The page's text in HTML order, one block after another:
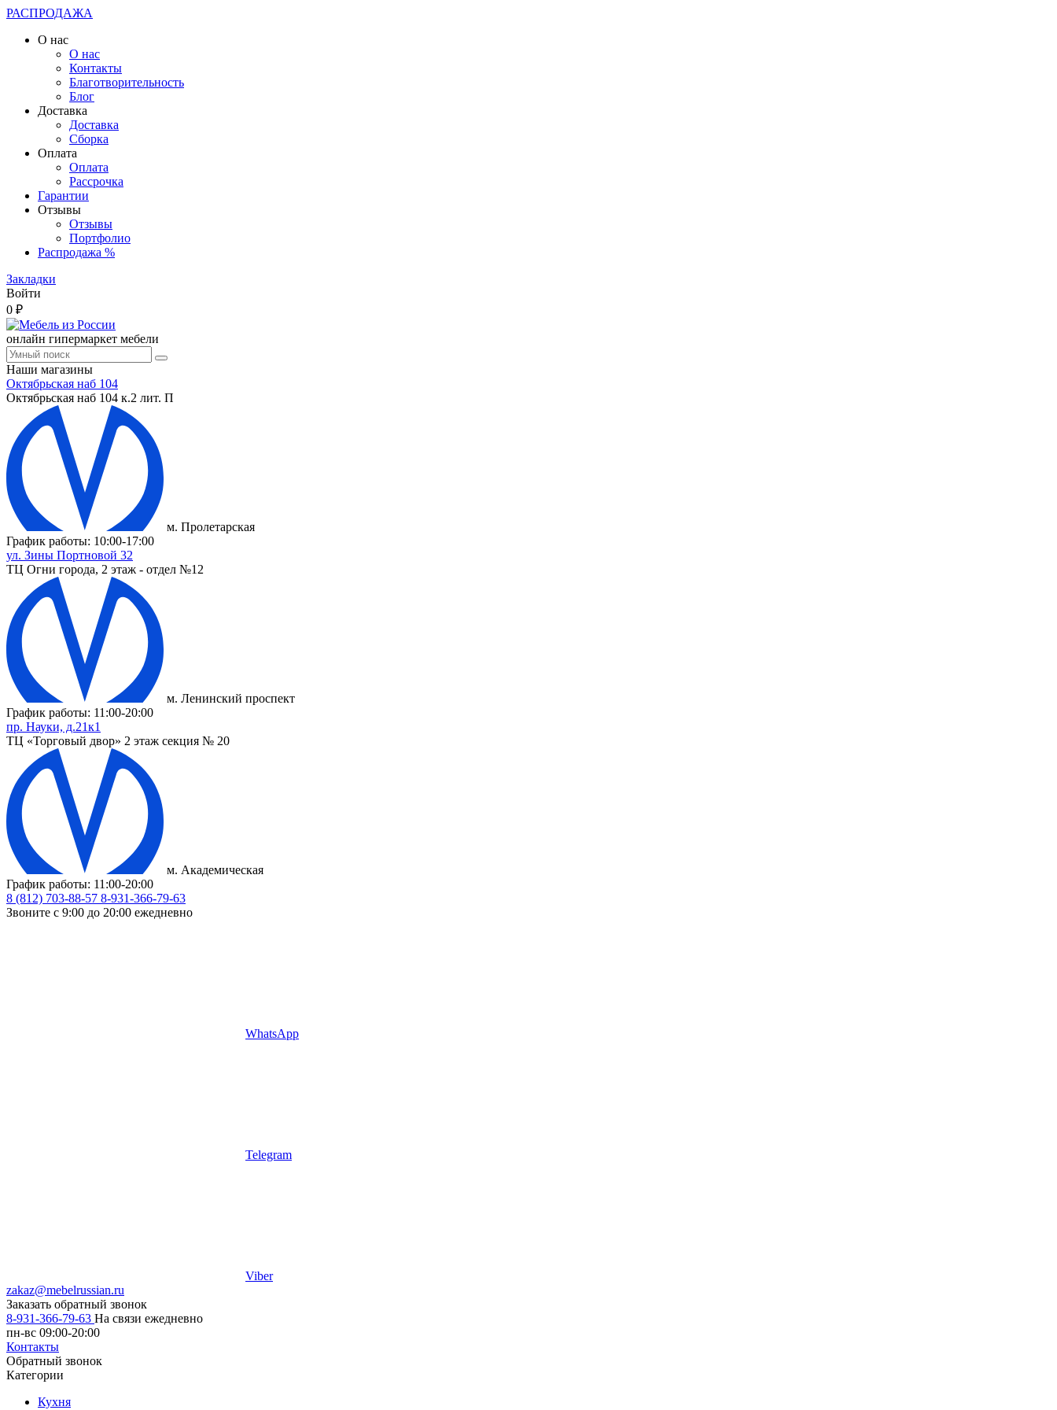
РАСПРОДАЖА
О нас
О нас
Контакты
Благотворительность
Блог
Доставка
Доставка
Сборка
Оплата
Оплата
Рассрочка
Гарантии
Отзывы
Отзывы
Портфолио
Распродажа %
Закладки
Войти
0 ₽
онлайн гипермаркет мебели
Наши магазины
Октябрьская наб 104
Октябрьская наб 104 к.2 лит. П
м. Пролетарская
График работы: 10:00-17:00
ул. Зины Портновой 32
ТЦ Огни города, 2 этаж - отдел №12
м. Ленинский проспект
График работы: 11:00-20:00
пр. Науки, д.21к1
ТЦ «Торговый двор» 2 этаж секция № 20
м. Академическая
График работы: 11:00-20:00
8 (812) 703-88-57 8-931-366-79-63
Звоните с 9:00 до 20:00 ежедневно
WhatsApp
Telegram
Viber
zakaz@mebelrussian.ru
Заказать обратный звонок
8-931-366-79-63 На связи ежедневно
пн-вс 09:00-20:00
Контакты
Обратный звонок
Категории
Кухня